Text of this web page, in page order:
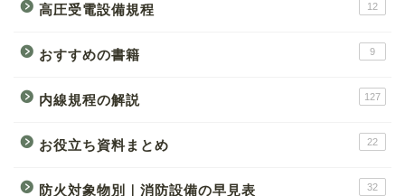
高圧受電設備規程 12
おすすめの書籍 9
内線規程の解説 127
お役立ち資料まとめ 22
防火対象物別｜消防設備の早見表 32